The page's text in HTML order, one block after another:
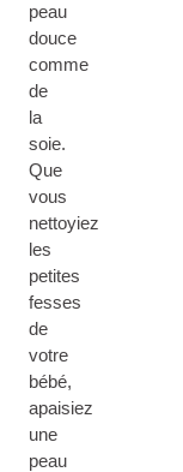
peau
douce
comme
de
la
soie.
Que
vous
nettoyiez
les
petites
fesses
de
votre
bébé,
apaisiez
une
peau